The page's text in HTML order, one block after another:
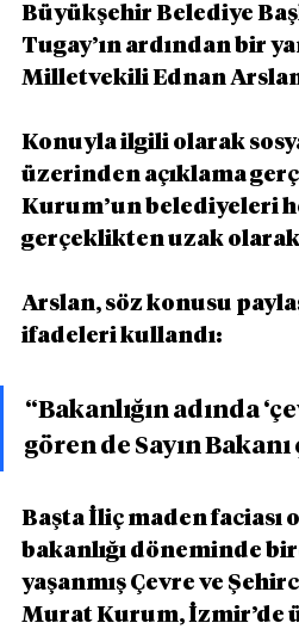
Büyükşehir Belediye
Tugay’ın ardından bir
Milletvekili Ednan
Konuyla ilgili olarak
üzerinden açıklama
Kurum’un belediyeleri
gerçeklikten uzak
Arslan, söz konusu
ifadeleri kullandı:
“Bakanlığın adında
gören de Sayın
Başta İliç maden faciası
bakanlığı döneminde
yaşanmış Çevre ve
Murat Kurum, İzmir’de